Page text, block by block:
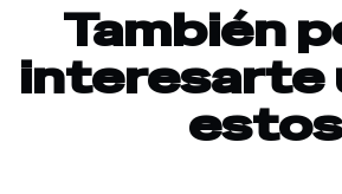
También
interesarte
estos